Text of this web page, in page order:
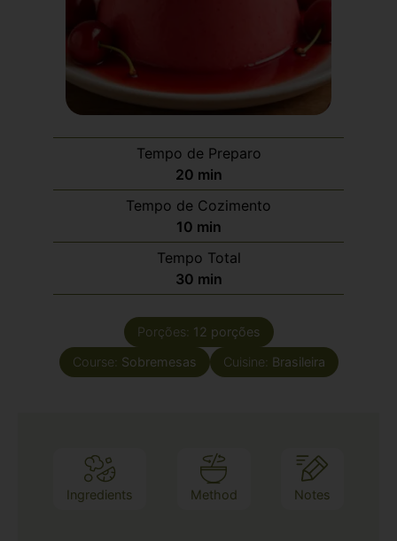
Tempo de Preparo
20 min
Tempo de Cozimento
10 min
Tempo Total
30 min
Porções: 12 porções
Course: Sobremesas Cuisine: Brasileira
Ingredients Method Notes